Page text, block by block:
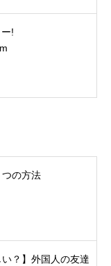
!
の方法
い？】外国人の友達